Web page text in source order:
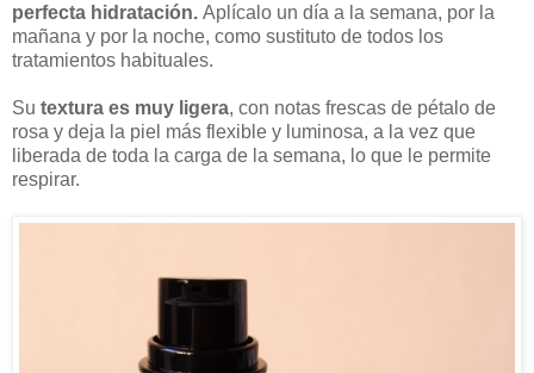
perfecta hidratación. Aplícalo un día a la semana, por la
mañana y por la noche, como sustituto de todos los
tratamientos habituales.
Su textura es muy ligera, con notas frescas de pétalo de
rosa y deja la piel más flexible y luminosa, a la vez que
liberada de toda la carga de la semana, lo que le permite
respirar.